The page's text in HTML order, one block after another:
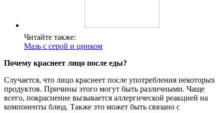
Читайте также:
Мазь с серой и цинком
Почему краснеет лицо после еды?
Случается, что лицо краснеет после употребления некоторых
продуктов. Причины этого могут быть различными. Чаще
всего, покраснение вызывается аллергической реакцией на
компоненты блюд. Также это может быть связано с